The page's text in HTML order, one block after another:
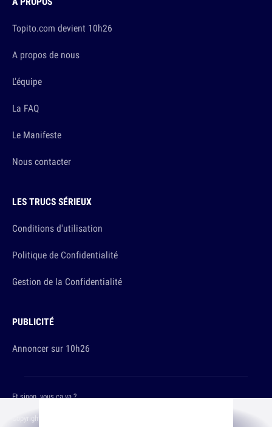
Topito.com devient 10h26
A propos de nous
L'équipe
La FAQ
Le Manifeste
Nous contacter
LES TRUCS SÉRIEUX
Conditions d'utilisation
Politique de Confidentialité
Gestion de la Confidentialité
PUBLICITÉ
Annoncer sur 10h26
Copyright © 2026 The Original Publishing Studio
Et sinon, vous ça va ?